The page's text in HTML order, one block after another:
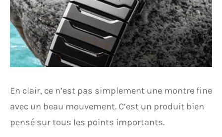
En clair, ce n’est pas simplement une montre fine
avec un beau mouvement. C’est un produit bien
pensé sur tous les points importants.